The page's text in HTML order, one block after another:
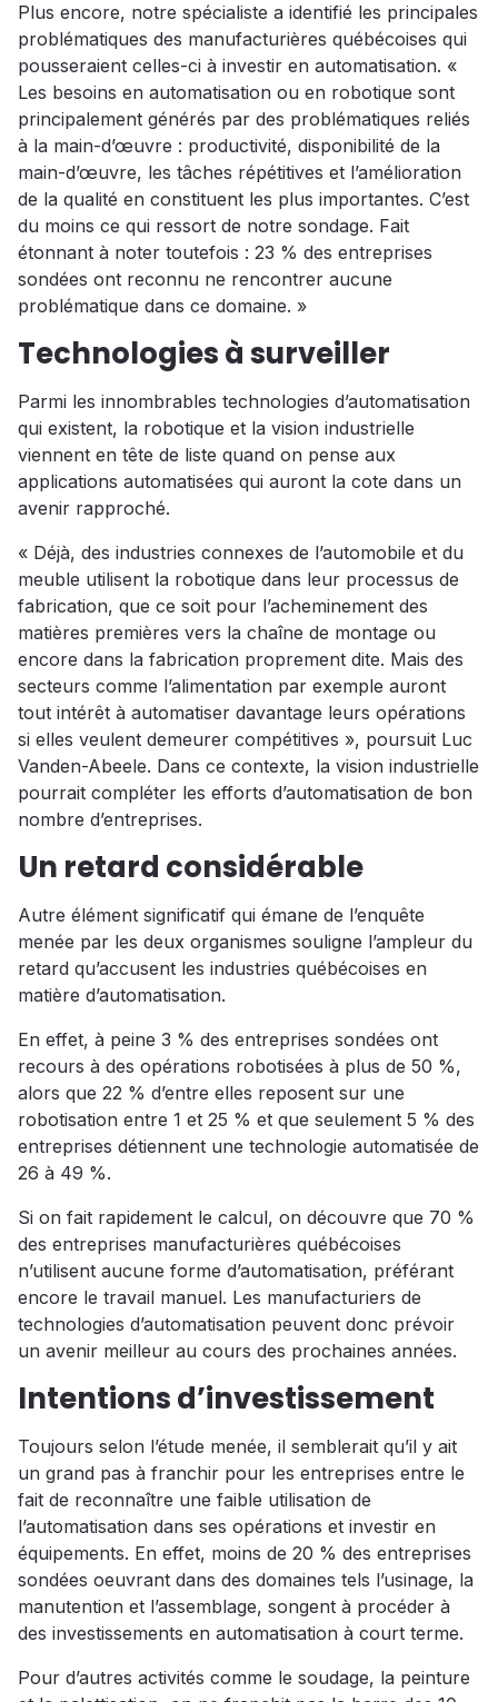
Plus encore, notre spécialiste a identifié les principales
problématiques des manufacturières québécoises qui
pousseraient celles-ci à investir en automatisation. «
Les besoins en automatisation ou en robotique sont
principalement générés par des problématiques reliés
à la main-d’œuvre : productivité, disponibilité de la
main-d’œuvre, les tâches répétitives et l’amélioration
de la qualité en constituent les plus importantes. C’est
du moins ce qui ressort de notre sondage. Fait
étonnant à noter toutefois : 23 % des entreprises
sondées ont reconnu ne rencontrer aucune
problématique dans ce domaine. »
Technologies à surveiller
Parmi les innombrables technologies d’automatisation
qui existent, la robotique et la vision industrielle
viennent en tête de liste quand on pense aux
applications automatisées qui auront la cote dans un
avenir rapproché.
« Déjà, des industries connexes de l’automobile et du
meuble utilisent la robotique dans leur processus de
fabrication, que ce soit pour l’acheminement des
matières premières vers la chaîne de montage ou
encore dans la fabrication proprement dite. Mais des
secteurs comme l’alimentation par exemple auront
tout intérêt à automatiser davantage leurs opérations
si elles veulent demeurer compétitives », poursuit Luc
Vanden-Abeele. Dans ce contexte, la vision industrielle
pourrait compléter les efforts d’automatisation de bon
nombre d’entreprises.
Un retard considérable
Autre élément significatif qui émane de l’enquête
menée par les deux organismes souligne l’ampleur du
retard qu’accusent les industries québécoises en
matière d’automatisation.
En effet, à peine 3 % des entreprises sondées ont
recours à des opérations robotisées à plus de 50 %,
alors que 22 % d’entre elles reposent sur une
robotisation entre 1 et 25 % et que seulement 5 % des
entreprises détiennent une technologie automatisée de
26 à 49 %.
Si on fait rapidement le calcul, on découvre que 70 %
des entreprises manufacturières québécoises
n’utilisent aucune forme d’automatisation, préférant
encore le travail manuel. Les manufacturiers de
technologies d’automatisation peuvent donc prévoir
un avenir meilleur au cours des prochaines années.
Intentions d’investissement
Toujours selon l’étude menée, il semblerait qu’il y ait
un grand pas à franchir pour les entreprises entre le
fait de reconnaître une faible utilisation de
l’automatisation dans ses opérations et investir en
équipements. En effet, moins de 20 % des entreprises
sondées oeuvrant dans des domaines tels l’usinage, la
manutention et l’assemblage, songent à procéder à
des investissements en automatisation à court terme.
Pour d’autres activités comme le soudage, la peinture